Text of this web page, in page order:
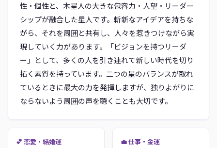
性・個性と、木星人の大きな包容力・人望・リーダー
シップが融合した星人です。斬新なアイデアを持ちな
がら、それを周囲と共有し、人々を惹きつけながら実
現していく力があります。「ビジョンを持つリーダ
ー」として、多くの人を引き連れて新しい時代を切り
拓く素質を持っています。二つの星のバランスが取れ
ているときに最大の力を発揮しますが、独りよがりに
ならないよう周囲の声を聴くことも大切です。
💕 恋愛・結婚運 💼 仕事・金運